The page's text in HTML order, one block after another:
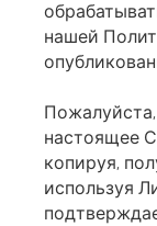
нашей
настоящее
копируя,
используя